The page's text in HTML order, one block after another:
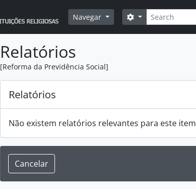
Navegar
Pesquisar
Opções de busca
Relatórios
[Reforma da Previdência Social]
Relatórios
Não existem relatórios relevantes para este item
Cancelar